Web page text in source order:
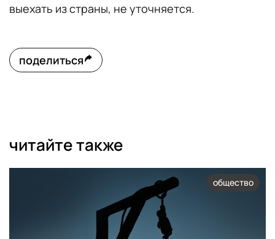
выехать из страны, не уточняется.
поделиться
читайте также
общество